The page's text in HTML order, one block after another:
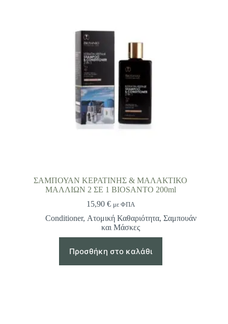
ΣΑΜΠΟΥΑΝ ΚΕΡΑΤΙΝΗΣ & ΜΑΛΑΚΤΙΚΟ
ΜΑΛΛΙΩΝ 2 ΣΕ 1 BIOSANTO 200ml
15,90 € με ΦΠΑ
Conditioner, Ατομική Καθαριότητα, Σαμπουάν
και Μάσκες
Προσθήκη στο καλάθι